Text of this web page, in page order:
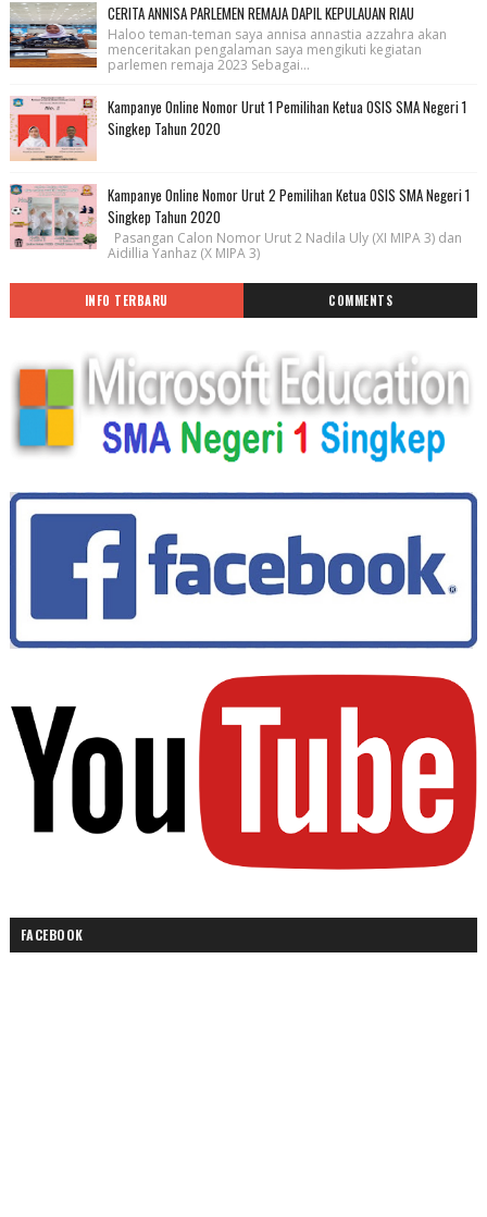
CERITA ANNISA PARLEMEN REMAJA DAPIL KEPULAUAN RIAU
Haloo teman-teman saya annisa annastia azzahra akan
menceritakan pengalaman saya mengikuti kegiatan
parlemen remaja 2023 Sebagai...
Kampanye Online Nomor Urut 1 Pemilihan Ketua OSIS SMA Negeri 1
Singkep Tahun 2020
Kampanye Online Nomor Urut 2 Pemilihan Ketua OSIS SMA Negeri 1
Singkep Tahun 2020
Pasangan Calon Nomor Urut 2 Nadila Uly (XI MIPA 3) dan
Aidillia Yanhaz (X MIPA 3)
INFO TERBARU COMMENTS
FACEBOOK